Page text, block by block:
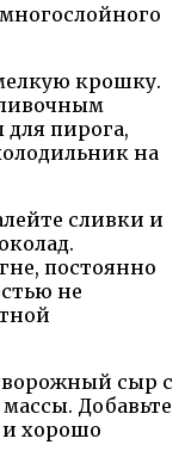
крошку.
пирога,
на
сливки и
постоянно
не
сыр с
Добавьте
хорошо